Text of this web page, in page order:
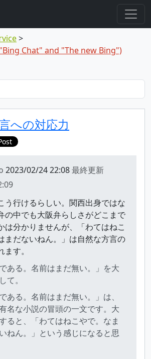
Chat" and "The new Bing")
Topic
への対応力
2023/02/24 22:08最終更新
う行けるらしい。関西出身ではな
の中でも大阪弁らしさがどこまで
は分かりませんが、「わてはねこ
まだないねん。」は自然な方言の
す。
ある。名前はまだ無い。」を大
て。
ある。名前はまだ無い。」は、
名な小説の冒頭の一文です。大
ると、「わてはねこやで。なま
ねん。」という感じになると思